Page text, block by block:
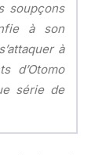
soupçons
à son
à
d’Otomo
série de